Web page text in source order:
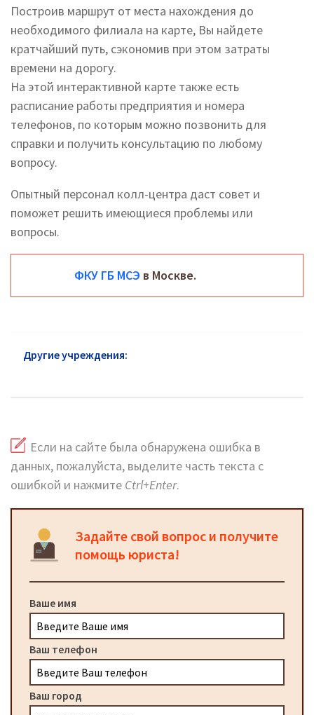
Построив маршрут от места нахождения до
необходимого филиала на карте, Вы найдете
кратчайший путь, сэкономив при этом затраты
времени на дорогу.
На этой интерактивной карте также есть
расписание работы предприятия и номера
телефонов, по которым можно позвонить для
справки и получить консультацию по любому
вопросу.
Опытный персонал колл-центра даст совет и
поможет решить имеющиеся проблемы или
вопросы.
ФКУ ГБ МСЭ в Москве.
Другие учреждения:
Если на сайте была обнаружена ошибка в
данных, пожалуйста, выделите часть текста с
ошибкой и нажмите Ctrl+Enter.
Задайте свой вопрос и получите
помощь юриста!
Ваше имя
Ваш телефон
Ваш город